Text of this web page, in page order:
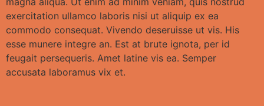
exercitation ullamco laboris nisi ut aliquip ex ea
commodo consequat. Vivendo deseruisse ut vis. His
esse munere integre an. Est at brute ignota, per id
feugait persequeris. Amet latine vis ea. Semper
accusata laboramus vix et.